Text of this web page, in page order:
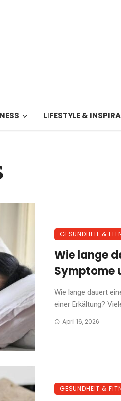
LIFESTYLE &
GESUNDHEIT &
Wie lange
Symptome
Wie lange dauert
einer Erkältung?
April 16, 2026
GESUNDHEIT &